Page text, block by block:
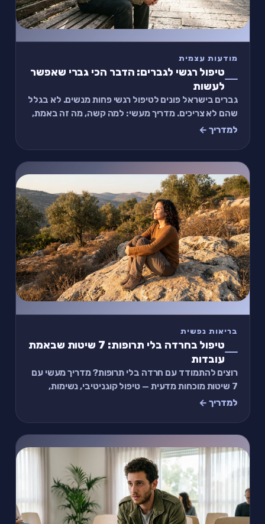
מודעות עצמית
טיפול רגשי לגברים: הדבר הכי גברי שאפשר
לעשות
גברים בישראל פונים לטיפול רגשי פחות מנשים. לא בגלל
שהם לא צריכים. מדריך מעשי: למה קשה, מה זה באמת,
ותרגיל של 2 דקות.
למדריך ←
בריאות נפשית
טיפול בחרדה בלי תרופות: 7 שיטות שבאמת
עובדות
רוצים להתמודד עם חרדה בלי תרופות? מדריך מעשי עם
7 שיטות מוכחות מדעית — טיפול קוגניטיבי, נשימות,
תנועה, תזונה ועוד. כולל תרגיל של 2 דקות.
למדריך ←